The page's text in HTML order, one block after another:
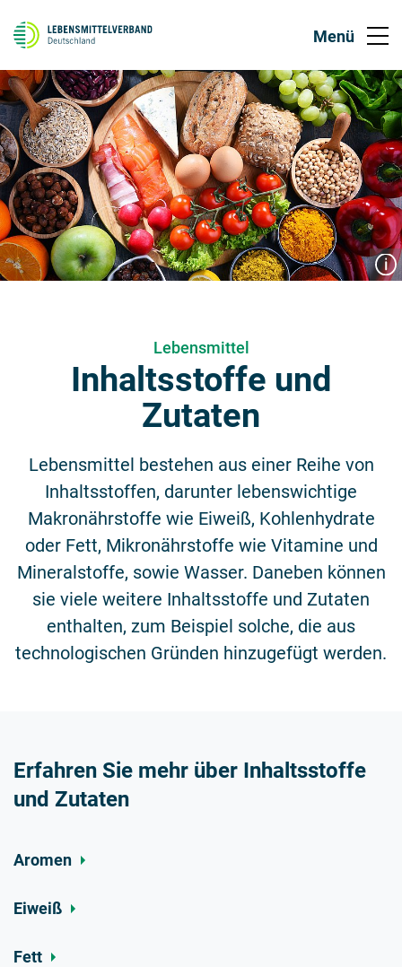
Lebensmittel
Inhaltsstoffe und
Zutaten
Lebensmittel bestehen aus einer Reihe von
Inhaltsstoffen, darunter lebenswichtige
Makronährstoffe wie Eiweiß, Kohlenhydrate
oder Fett, Mikronährstoffe wie Vitamine und
Mineralstoffe, sowie Wasser. Daneben können
sie viele weitere Inhaltsstoffe und Zutaten
enthalten, zum Beispiel solche, die aus
technologischen Gründen hinzugefügt werden.
Erfahren Sie mehr über Inhaltsstoffe
und Zutaten
Aromen
Eiweiß
Fett